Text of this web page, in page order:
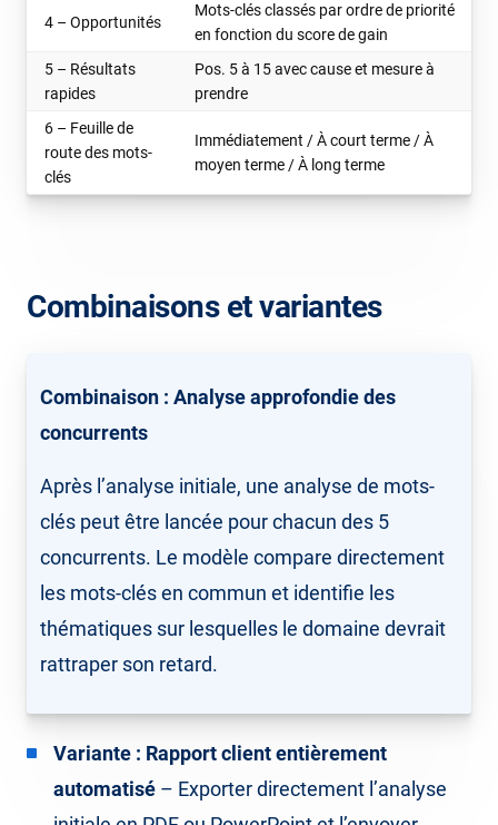
4 – Opportunités
Mots-clés classés par ordre de priorité
en fonction du score de gain
5 – Résultats
rapides
Pos. 5 à 15 avec cause et mesure à
prendre
6 – Feuille de
route des mots-
clés
Immédiatement / À court terme / À
moyen terme / À long terme
Combinaisons et variantes
Combinaison : Analyse approfondie des
concurrents
Après l’analyse initiale, une analyse de mots-
clés peut être lancée pour chacun des 5
concurrents. Le modèle compare directement
les mots-clés en commun et identifie les
thématiques sur lesquelles le domaine devrait
rattraper son retard.
Variante : Rapport client entièrement
automatisé – Exporter directement l’analyse